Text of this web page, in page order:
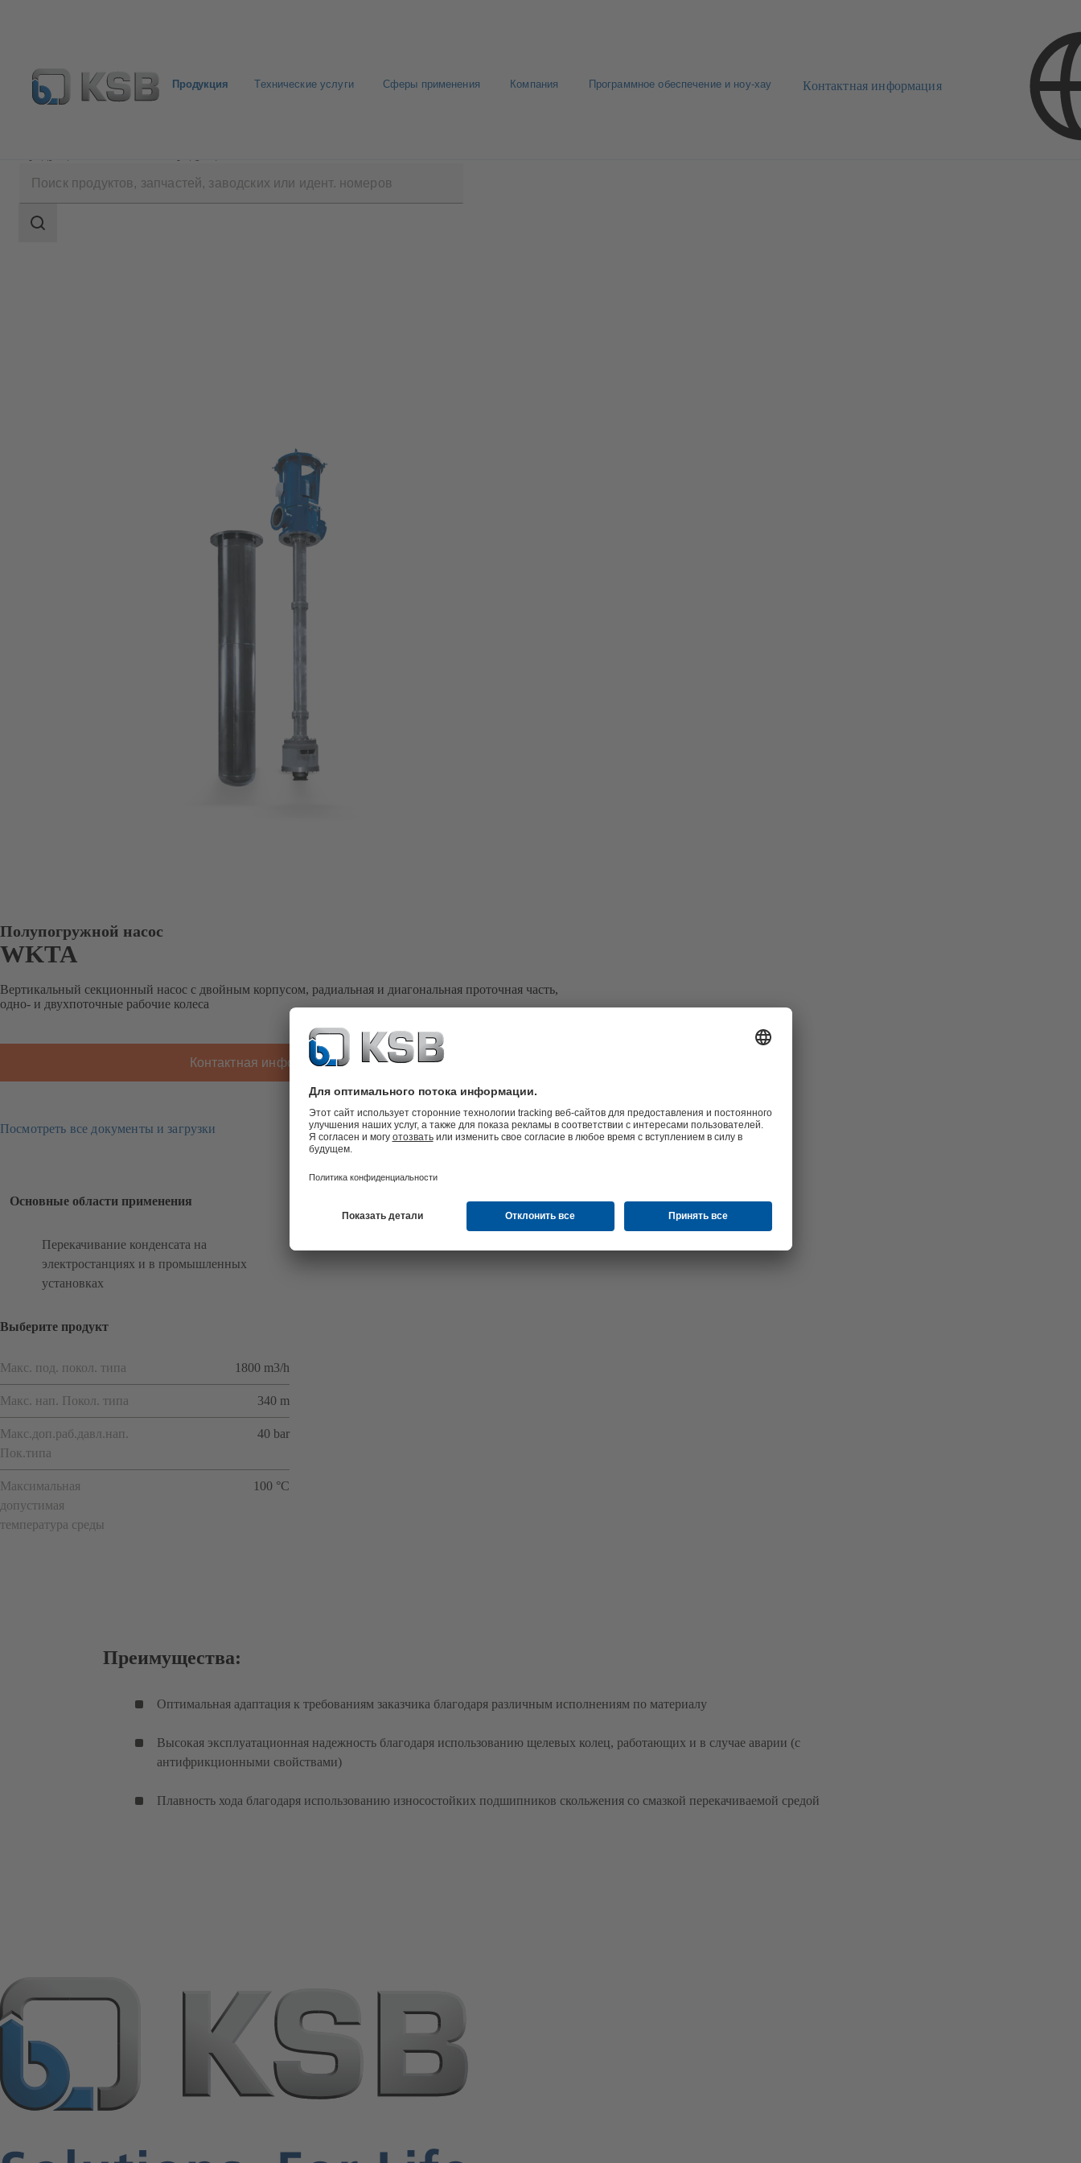
Продукция Технические услуги Сферы применения Компания Программное обеспечение и ноу-хау Контактная информация
поиска
Область
Полупогружной насос
WKTA
Вертикальный секционный насос с двойным корпусом, радиальная и диагональная проточная часть,
одно- и двухпоточные рабочие колеса
Контактная информация KSB
Посмотреть все документы и загрузки
Основные области применения
Перекачивание конденсата на
электростанциях и в промышленных
установках
Выберите продукт
Макс. под. покол. типа 1800 m3/h
Макс. нап. Покол. типа 340 m
Макс.доп.раб.давл.нап.
Пок.типа
40 bar
Максимальная
допустимая
температура среды
100 °C
Преимущества:
Оптимальная адаптация к требованиям заказчика благодаря различным исполнениям по материалу
Высокая эксплуатационная надежность благодаря использованию щелевых колец, работающих и в случае аварии (с
антифрикционными свойствами)
Плавность хода благодаря использованию износостойких подшипников скольжения со смазкой перекачиваемой средой